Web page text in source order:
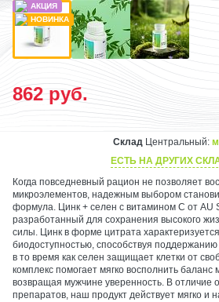
Когда повседневный рацион не позволяет
микроэлементов, надежным выбором
формула. Цинк + селен с витамином С от AU
разработанный для сохранения высокого
силы. Цинк в форме цитрата
биодоступностью, способствуя
в то время как селен защищает клетки от
комплекс помогает мягко восполнить баланс
возвращая мужчине уверенность. В отличие
препаратов, наш продукт действует мягко и
862руб.
Склад Центральный:
ЕСТЬ НА ДРУГИХ